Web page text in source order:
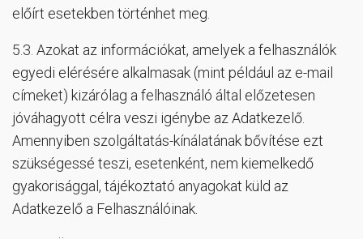
előírt esetekben történhet meg.
5.3. Azokat az információkat, amelyek a felhasználók
egyedi elérésére alkalmasak (mint például az e-mail
címeket) kizárólag a felhasználó által előzetesen
jóváhagyott célra veszi igénybe az Adatkezelő.
Amennyiben szolgáltatás-kínálatának bővítése ezt
szükségessé teszi, esetenként, nem kiemelkedő
gyakorisággal, tájékoztató anyagokat küld az
Adatkezelő a Felhasználóinak.